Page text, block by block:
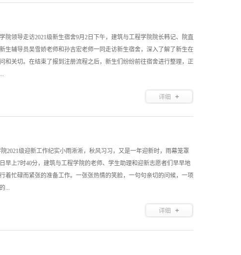
领导走访2021级新生宿舍9月2日下午，建筑与工程学院院长韩记、院直
生辅导员吴雪娇老师和孙吉宏老师一同走访新生宿舍，深入了解了新生在
和关切。在结束了报到注册流程之后，新生们纷纷前往宿舍进行整理，正
级迎新工作纪实小雨淅淅，秋风习习，又是一年迎新时，雨幕笼罩
早上7时40分，建筑与工程学院的老师、学生助理和迎新志愿者们早早地
着忙碌而紧张的准备工作。一张张热情的笑脸，一句句亲切的问候，一项
...